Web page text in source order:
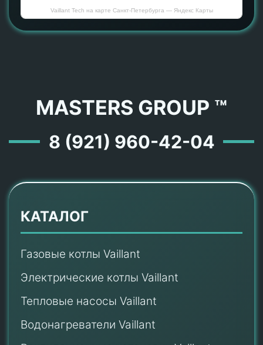
Vaillant Tech на карте Санкт‑Петербурга — Яндекс Карты
MASTERS GROUP ™
8 (921) 960-42-04
КАТАЛОГ
Газовые котлы Vaillant
Электрические котлы Vaillant
Тепловые насосы Vaillant
Водонагреватели Vaillant